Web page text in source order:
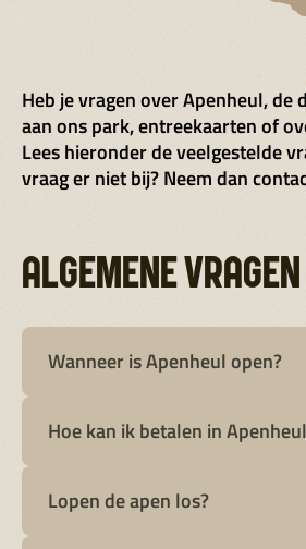
Heb je vragen over Apenheul, de
aan ons park, entreekaarten of
Lees hieronder de veelgestelde
vraag er niet bij? Neem dan
ALGEMENE VRAGEN
Wanneer is Apenheul open?
Hoe kan ik betalen in
Lopen de apen los?